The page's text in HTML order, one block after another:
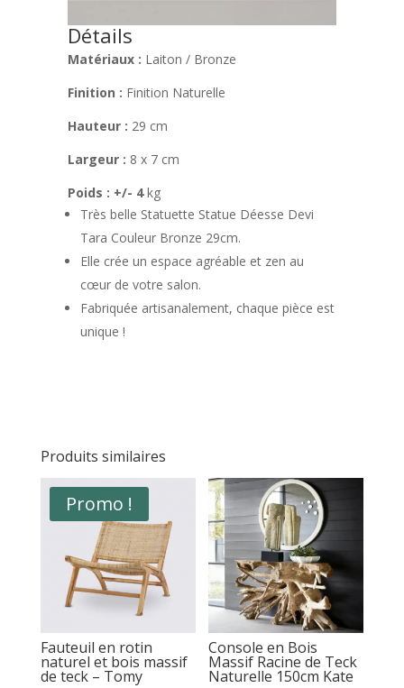
Détails
Matériaux : Laiton / Bronze
Finition : Finition Naturelle
Hauteur : 29 cm
Largeur : 8 x 7 cm
Poids : +/- 4kg
Très belle Statuette Statue Déesse Devi
Tara Couleur Bronze 29cm.
Elle crée un espace agréable et zen au
cœur de votre salon.
Fabriquée artisanalement, chaque pièce est
unique !
Produits similaires
Promo !
Fauteuil en rotin
naturel et bois massif
de teck – Tomy
Console en Bois
Massif Racine de Teck
Naturelle 150cm Kate